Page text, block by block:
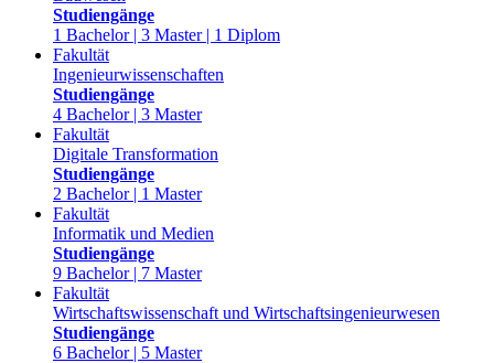
Studiengänge
1 Bachelor | 3 Master | 1 Diplom
Fakultät
Ingenieurwissenschaften
Studiengänge
4 Bachelor | 3 Master
Fakultät
Digitale Transformation
Studiengänge
2 Bachelor | 1 Master
Fakultät
Informatik und Medien
Studiengänge
9 Bachelor | 7 Master
Fakultät
Wirtschaftswissenschaft und Wirtschaftsingenieurwesen
Studiengänge
6 Bachelor | 5 Master